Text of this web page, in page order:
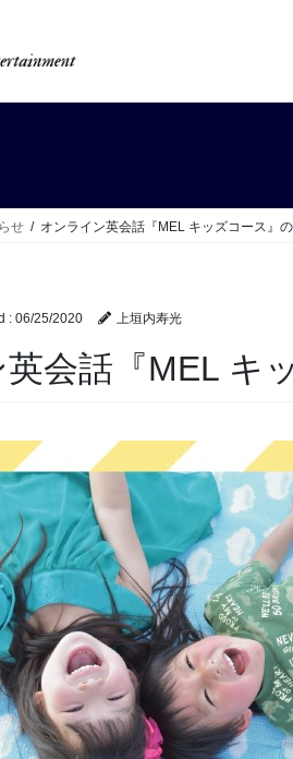
せ オンライン英会話『MEL キッズコース』
: 06/25/2020 上垣内寿光
会話『MEL キ